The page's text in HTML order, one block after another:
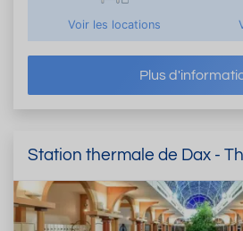
Voir les locations
Plus
Station thermale de Dax -